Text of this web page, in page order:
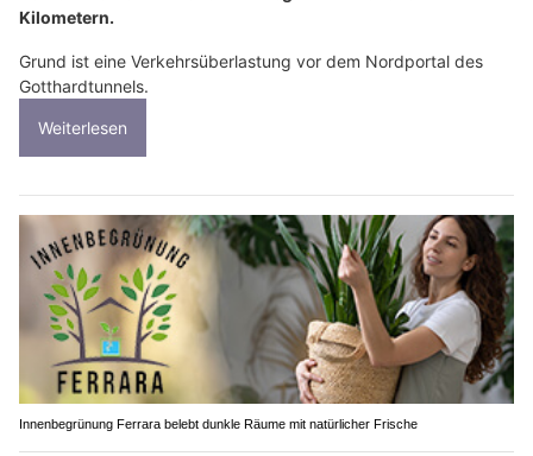
Kilometern.
Grund ist eine Verkehrsüberlastung vor dem Nordportal des
Gotthardtunnels.
Weiterlesen
Innenbegrünung Ferrara belebt dunkle Räume mit natürlicher Frische